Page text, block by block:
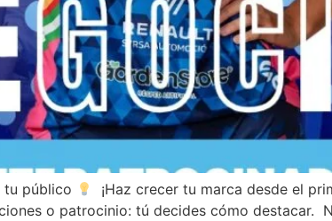
tu público
¡Haz crecer tu marca desde el
o patrocinio: tú decides cómo destacar.